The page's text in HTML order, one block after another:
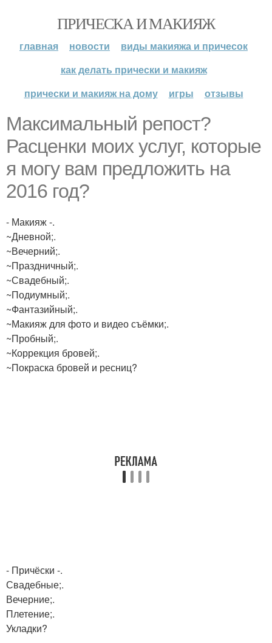
ПРИЧЕСКА И МАКИЯЖ
главная новости
виды макияжа и причесок
как делать прически и макияж
прически и макияж на дому
игры отзывы
Максимальный репост?
Расценки моих услуг, которые
я могу вам предложить на
2016 год?
- Макияж -.
~Дневной;.
~Вечерний;.
~Праздничный;.
~Свадебный;.
~Подиумный;.
~Фантазийный;.
~Макияж для фото и видео съёмки;.
~Пробный;.
~Коррекция бровей;.
~Покраска бровей и ресниц?
- Причёски -.
Свадебные;.
Вечерние;.
Плетение;.
Укладки?